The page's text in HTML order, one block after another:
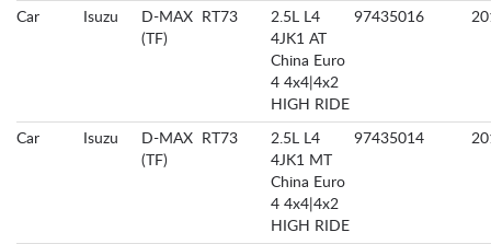
Car Isuzu
D-MAX
(TF)
RT73
2.5L L4
4JK1 AT
China Euro
4 4x4|4x2
HIGH RIDE
97435016
Car Isuzu
D-MAX
(TF)
RT73
2.5L L4
4JK1 MT
China Euro
4 4x4|4x2
HIGH RIDE
97435014